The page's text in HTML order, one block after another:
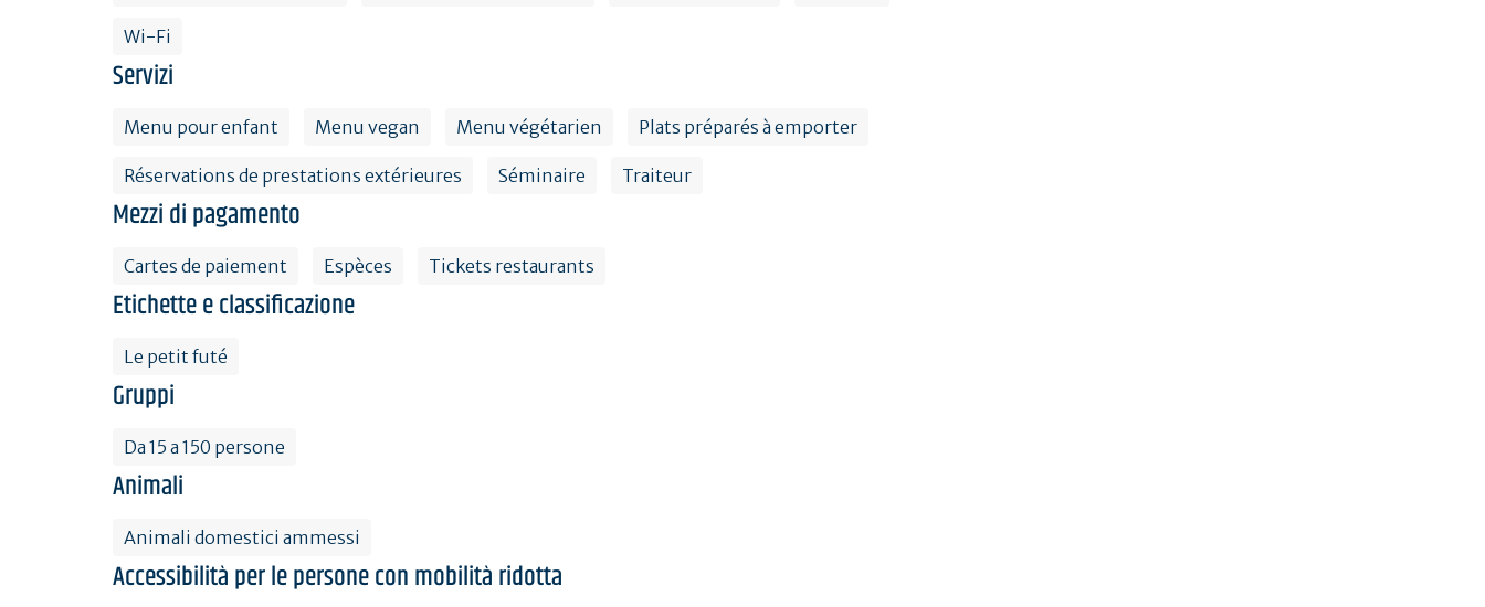
Wi-Fi
Servizi
Menu pour enfant Menu vegan Menu végétarien Plats préparés à emporter
Réservations de prestations extérieures Séminaire Traiteur
Mezzi di pagamento
Cartes de paiement Espèces Tickets restaurants
Etichette e classificazione
Le petit futé
Gruppi
Da 15 a 150 persone
Animali
Animali domestici ammessi
Accessibilità per le persone con mobilità ridotta